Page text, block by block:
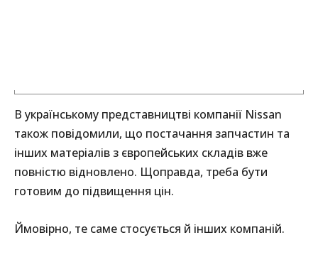
В українському представництві компанії Nissan
також повідомили, що постачання запчастин та
інших матеріалів з європейських складів вже
повністю відновлено. Щоправда, треба бути
готовим до підвищення цін.
Ймовірно, те саме стосується й інших компаній.